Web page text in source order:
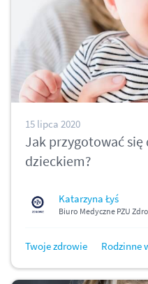
15 lipca 2020
Jak przygotować się
dzieckiem?
Katarzyna Łyś
Biuro Medyczne PZU
Twoje zdrowie Rodzinne